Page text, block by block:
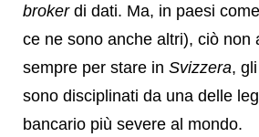
brokerdi dati. Ma, in paesi
ce ne sono anche altri), ciò non
sempre per stare in Svizzera,
sono disciplinati da una delle
bancario più severe al mondo.